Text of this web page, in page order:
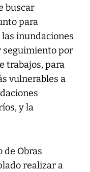
buscar
para
inundaciones
seguimiento por
trabajos, para
vulnerables a
y la
de Obras
realizar a